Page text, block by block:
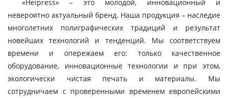
«Heipress» – это молодой, инновационный и
невероятно актуальный бренд. Наша продукция – наследие
многолетних полиграфических традиций и результат
новейших технологий и тенденций. Мы соответствуем
времени и опережаем его: только качественное
оборудование, инновационные технологии и при этом,
экологически чистая печать и материалы. Мы
сотрудничаем с проверенными временем европейскими